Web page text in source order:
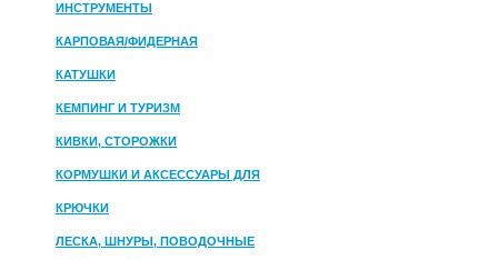
ИНСТРУМЕНТЫ
КАРПОВАЯ/ФИДЕРНАЯ
КАТУШКИ
КЕМПИНГ И ТУРИЗМ
КИВКИ, СТОРОЖКИ
КОРМУШКИ И АКСЕССУАРЫ ДЛЯ
ПРИКОРМКИ
КРЮЧКИ
ЛЕСКА, ШНУРЫ, ПОВОДОЧНЫЕ